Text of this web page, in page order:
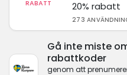
RABATT
20% rabatt
273
Gå inte miste
rabattkoder
genom att